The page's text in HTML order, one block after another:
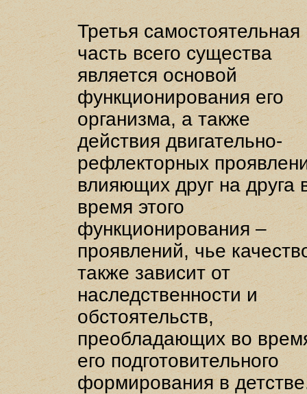
Третья самостоятельная
часть всего существа
является основой
функционирования его
организма, а также
действия двигательно-
рефлекторных
влияющих друг на друга
время этого
функционирования –
проявлений, чье
также зависит от
наследственности и
обстоятельств,
преобладающих во
его подготовительного
формирования в